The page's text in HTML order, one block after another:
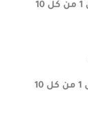
شائع جدًا (قد يؤثر على أكثر من 1 من كل 10
شائع (قد يؤثر على ما يصل إلى 1 من كل 10